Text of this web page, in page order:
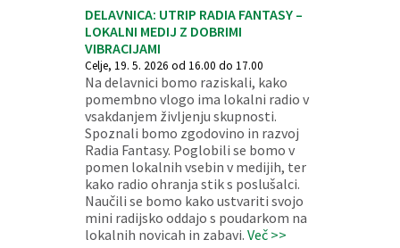
DELAVNICA: UTRIP RADIA FANTASY –
LOKALNI MEDIJ Z DOBRIMI
VIBRACIJAMI
Celje, 19. 5. 2026 od 16.00 do 17.00
Na delavnici bomo raziskali, kako
pomembno vlogo ima lokalni radio v
vsakdanjem življenju skupnosti.
Spoznali bomo zgodovino in razvoj
Radia Fantasy. Poglobili se bomo v
pomen lokalnih vsebin v medijih, ter
kako radio ohranja stik s poslušalci.
Naučili se bomo kako ustvariti svojo
mini radijsko oddajo s poudarkom na
lokalnih novicah in zabavi. Več >>